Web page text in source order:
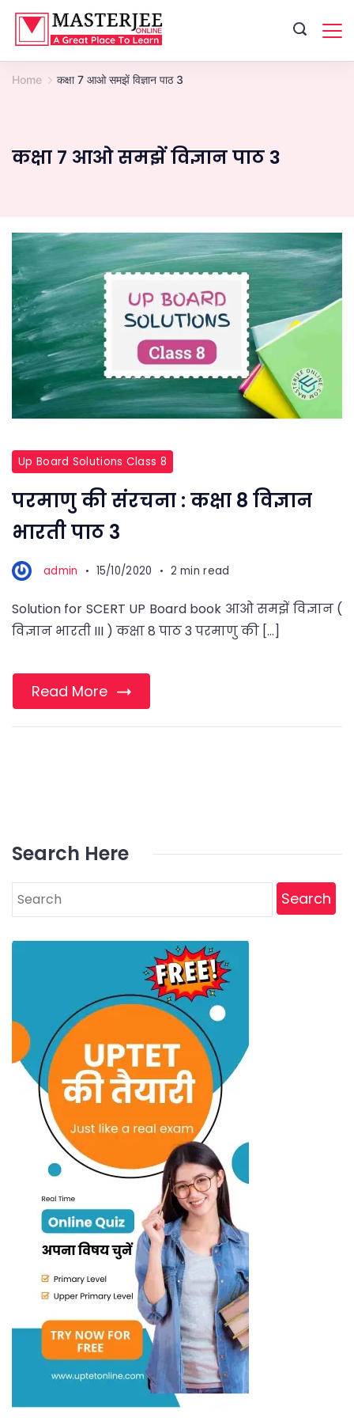
Skip
content
Home कक्षा 7 आओ समझें विज्ञान पाठ 3
कक्षा 7 आओ समझें विज्ञान पाठ 3
Up Board Solutions Class 8
परमाणु की संरचना : कक्षा 8 विज्ञान
भारती पाठ 3
admin 15/10/2020 2 min read
Solution for SCERT UP Board book आओ समझें विज्ञान (
विज्ञान भारती III ) कक्षा 8 पाठ 3 परमाणु की […]
Read More
Search Here
Search
for: